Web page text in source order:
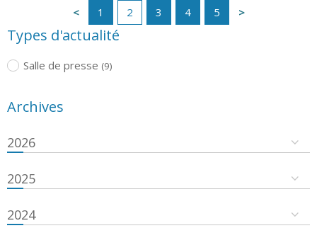
1 2 3 4 5
Types d'actualité
Salle de presse (9)
Archives
2026
2025
2024